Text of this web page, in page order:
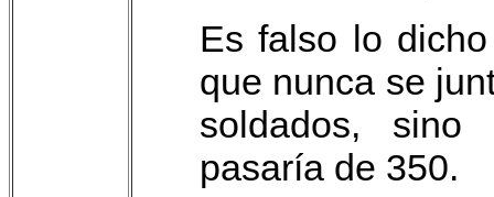
Es falso lo
que nunca se
soldados,
pasaría de 350.